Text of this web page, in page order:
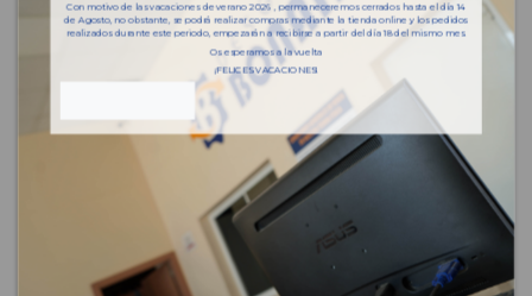
Con motivo de las vacaciones de verano 2026 , permaneceremos cerrados hasta el día 14
de Agosto, no obstante, se podrá realizar compras mediante la tienda online y los pedidos
realizados durante este periodo, empezarán a recibirse a partir del día 18 del mismo mes.
Os esperamos a la vuelta
¡FELICES VACACIONES!